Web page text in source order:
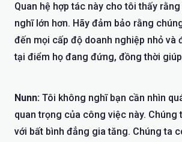
Quan hệ hợp tác này cho tôi thấy
nghĩ lớn hơn. Hãy đảm bảo rằng
đến mọi cấp độ doanh nghiệp nhỏ và
tại điểm họ đang đứng, đồng thời
Nunn: Tôi không nghĩ bạn cần nhìn
quan trọng của công việc này. Chúng
với bất bình đẳng gia tăng. Chúng ta